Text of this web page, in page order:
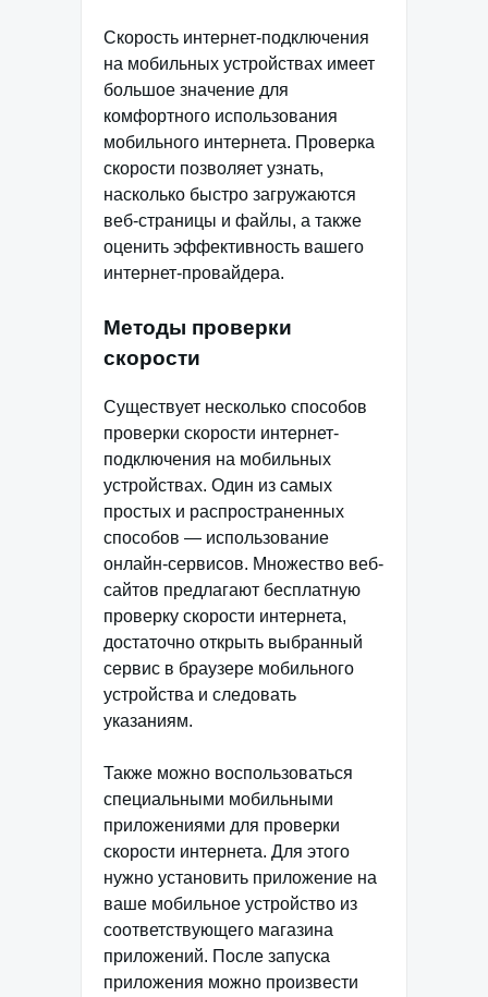
Скорость интернет-подключения
на мобильных устройствах имеет
большое значение для
комфортного использования
мобильного интернета. Проверка
скорости позволяет узнать,
насколько быстро загружаются
веб-страницы и файлы, а также
оценить эффективность вашего
интернет-провайдера.
Методы проверки
скорости
Существует несколько способов
проверки скорости интернет-
подключения на мобильных
устройствах. Один из самых
простых и распространенных
способов — использование
онлайн-сервисов. Множество веб-
сайтов предлагают бесплатную
проверку скорости интернета,
достаточно открыть выбранный
сервис в браузере мобильного
устройства и следовать
указаниям.
Также можно воспользоваться
специальными мобильными
приложениями для проверки
скорости интернета. Для этого
нужно установить приложение на
ваше мобильное устройство из
соответствующего магазина
приложений. После запуска
приложения можно произвести